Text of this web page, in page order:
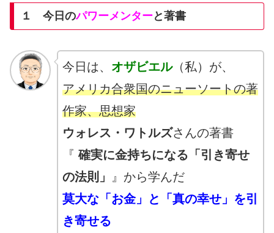
１ 今日のパワーメンターと著書
今日は、 オザビエル（私）が、
アメリカ合衆国のニューソートの著
作家、思想家
ウォレス・ワトルズさんの著書
『 確実に金持ちになる「引き寄せ
の法則」
』から学んだ
莫大な「お金」と「真の幸せ」を引
き寄せる